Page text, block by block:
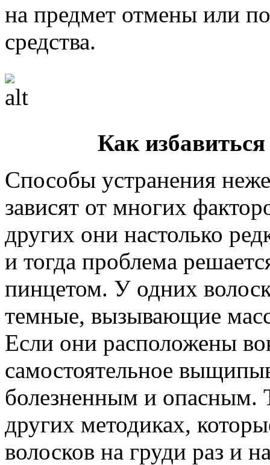
на предмет отмены или
средства.
Как
Способы устранения
зависят от многих
других они настолько
и тогда проблема
пинцетом. У одних
темные, вызывающие
Если они расположены
самостоятельное
болезненным и опасным.
других методиках,
волосков на груди раз и